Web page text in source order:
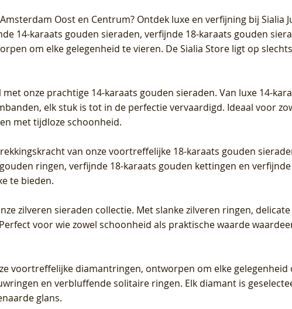
(14k) met Lab
Blush Lab Diamonds Ring LG1028Y -
Geelgoud (14k) met Lab grown
Diamant
Blush
-
LG1042Y –
grown
Blush Lab Diamonds Oorknoppen
LG7027Y - Geelgoud (14k) met Lab
grown Diamant
Blush
LG1044Y –
grown
Blush Lab Diamonds Oorknoppen
LG7026Y - Geelgoud (14k) met Lab
grown Diamant
Blush
Oost en Centrum? Ontdek luxe en verfijning bij Sialia
14-karaats gouden sieraden, verfijnde 18-karaats gouden
om elke gelegenheid te vieren. De Sialia Store ligt op
met onze prachtige 14-karaats gouden sieraden. Van luxe 14-
elk stuk is tot in de perfectie vervaardigd. Ideaal voor
met tijdloze schoonheid.
van onze voortreffelijke 18-karaats gouden
ringen, verfijnde 18-karaats gouden kettingen en
te bieden.
zilveren sieraden collectie. Met slanke zilveren ringen,
voor wie zowel schoonheid als praktische waarde
voortreffelijke diamantringen, ontworpen om elke gelegenheid
en verbluffende solitaire ringen. Elk diamant is
glans.